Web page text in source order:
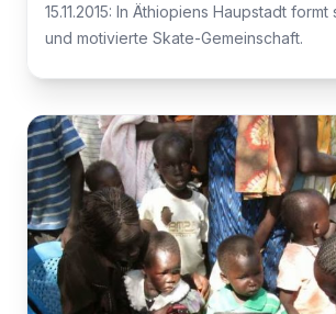
15.11.2015: In Äthiopiens Haupstadt
und motivierte Skate-Gemeinschaft.